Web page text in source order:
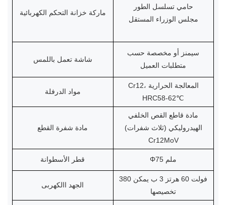
ماركة خزانة التحكم الكهربائية
حامي تسلسل الطور
مجلس الوزراء المستقل
شاشة تعمل باللمس
سيمنز أو مخصصة حسب
متطلبات العميل
مواد الدرفلة
Cr12، المعالجة الحرارية
HRC58-62℃
مادة شفرة القطع
مادة قاطع القص الخلفي
الهيدروليكي (ثلاث شفرات)
Cr12MoV
قطر الأسطوانة Φ75 ملم
الجهد االكهربى
380 فولت 60 هرتز 3 ب يمكن
تخصيصها